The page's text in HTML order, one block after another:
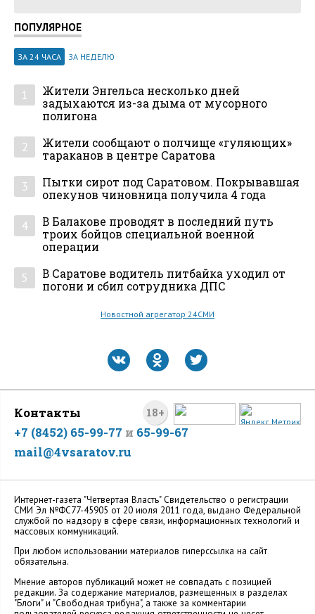
ПОПУЛЯРНОЕ
ЗА 24 ЧАСА ЗА НЕДЕЛЮ
1
Жители Энгельса несколько дней
задыхаются из-за дыма от мусорного
полигона
2
Жители сообщают о полчище «гуляющих»
тараканов в центре Саратова
3
Пытки сирот под Саратовом. Покрывавшая
опекунов чиновница получила 4 года
4
В Балакове проводят в последний путь
троих бойцов специальной военной
операции
5
В Саратове водитель питбайка уходил от
погони и сбил сотрудника ДПС
Новостной агрегатор 24СМИ
18+
Контакты
+7 (8452) 65-99-77 и 65-99-67
mail@4vsaratov.ru
Интернет-газета "Четвертая Власть" Cвидетельство о регистрации
СМИ Эл №ФС77-45905 от 20 июля 2011 года, выдано Федеральной
службой по надзору в сфере связи, информационных технологий и
массовых коммуникаций.
При любом использовании материалов гиперссылка на сайт
обязательна.
Мнение авторов публикаций может не совпадать с позицией
редакции. За содержание материалов, размещенных в разделах
"Блоги" и "Свободная трибуна", а также за комментарии